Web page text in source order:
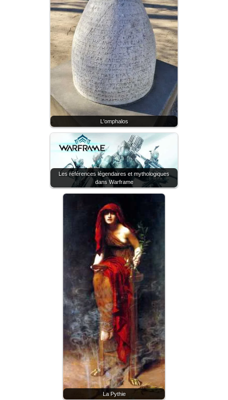
L'omphalos
Les références légendaires et mythologiques
dans Warframe
La Pythie